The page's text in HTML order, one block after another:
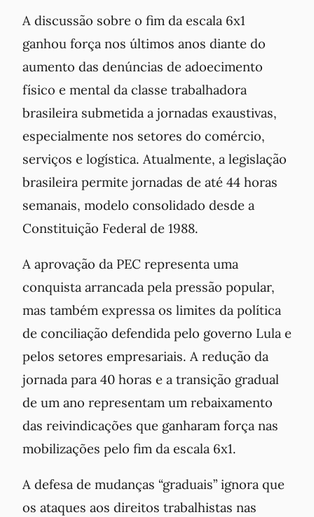
A discussão sobre o fim da escala 6x1
ganhou força nos últimos anos diante do
aumento das denúncias de adoecimento
físico e mental da classe trabalhadora
brasileira submetida a jornadas exaustivas,
especialmente nos setores do comércio,
serviços e logística. Atualmente, a legislação
brasileira permite jornadas de até 44 horas
semanais, modelo consolidado desde a
Constituição Federal de 1988.
A aprovação da PEC representa uma
conquista arrancada pela pressão popular,
mas também expressa os limites da política
de conciliação defendida pelo governo Lula e
pelos setores empresariais. A redução da
jornada para 40 horas e a transição gradual
de um ano representam um rebaixamento
das reivindicações que ganharam força nas
mobilizações pelo fim da escala 6x1.
A defesa de mudanças “graduais” ignora que
os ataques aos direitos trabalhistas nas